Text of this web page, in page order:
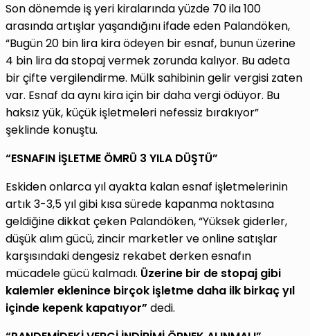
Son dönemde iş yeri kiralarında yüzde 70 ila 100
arasında artışlar yaşandığını ifade eden Palandöken,
“Bugün 20 bin lira kira ödeyen bir esnaf, bunun üzerine
4 bin lira da stopaj vermek zorunda kalıyor. Bu adeta
bir çifte vergilendirme. Mülk sahibinin gelir vergisi zaten
var. Esnaf da aynı kira için bir daha vergi ödüyor. Bu
haksız yük, küçük işletmeleri nefessiz bırakıyor”
şeklinde konuştu.
“ESNAFIN İŞLETME ÖMRÜ 3 YILA DÜŞTÜ”
Eskiden onlarca yıl ayakta kalan esnaf işletmelerinin
artık 3-3,5 yıl gibi kısa sürede kapanma noktasına
geldiğine dikkat çeken Palandöken, “Yüksek giderler,
düşük alım gücü, zincir marketler ve online satışlar
karşısındaki dengesiz rekabet derken esnafın
mücadele gücü kalmadı. Üzerine bir de stopaj gibi
kalemler eklenince birçok işletme daha ilk birkaç yıl
içinde kepenk kapatıyor” dedi.